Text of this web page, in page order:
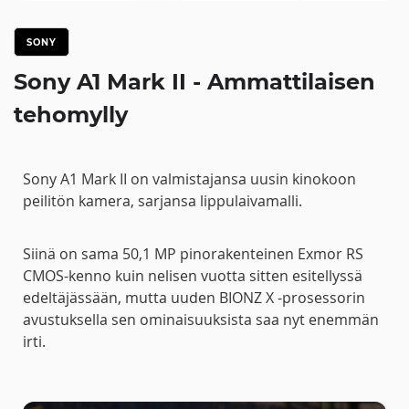
SONY
Sony A1 Mark II - Ammattilaisen
tehomylly
Sony A1 Mark II on valmistajansa uusin kinokoon
peilitön kamera, sarjansa lippulaivamalli.
Siinä on sama 50,1 MP pinorakenteinen Exmor RS
CMOS-kenno kuin nelisen vuotta sitten esitellyssä
edeltäjässään, mutta uuden BIONZ X -prosessorin
avustuksella sen ominaisuuksista saa nyt enemmän
irti.